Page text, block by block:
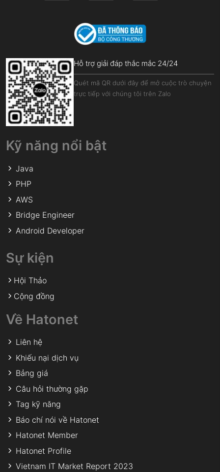
Hỗ trợ giải đáp thắc mắc 24/24
Quét mã QR dưới đây để mở cuộc trò chuyện
trực tiếp với chúng tôi trên Zalo
Kỹ năng nổi bật
Java
PHP
AWS
Bridge Engineer
Android Developer
Sự kiện
Hội Thảo
Cộng đồng
Về Hatonet
Liên hệ
Khiếu nại dịch vụ
Bảng giá
Câu hỏi thường gặp
Tag kỹ năng
Báo chí nói về Hatonet
Hatonet Member
Hatonet Profile
Vietnam IT Market Report 2023